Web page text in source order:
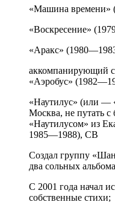
«Машина времени»
«Воскресение»
«Аракс»
аккомпанирующий
«Аэробус»
«Наутилус» (или —
Москва, не путать с
«Наутилусом» из
1985—1988), СВ
Создал группу
два сольных
С 2001 года начал
собственные стихи;